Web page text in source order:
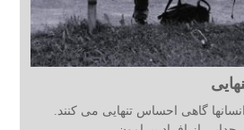
گاهی احساس تنهایی می کنند.